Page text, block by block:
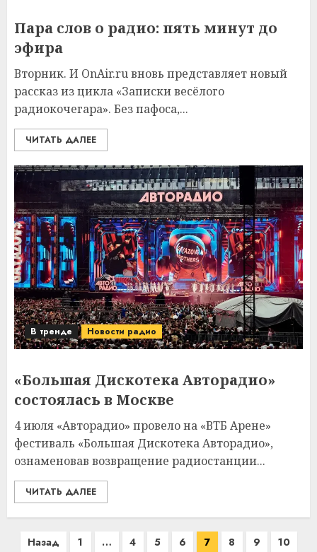
Пара слов о радио: пять минут до
эфира
Вторник. И OnAir.ru вновь представляет новый
рассказ из цикла «Записки весёлого
радиокочегара». Без пафоса,...
ЧИТАТЬ ДАЛЕЕ
В тренде Новости радио
«Большая Дискотека Авторадио»
состоялась в Москве
4 июля «Авторадио» провело на «ВТБ Арене»
фестиваль «Большая Дискотека Авторадио»,
ознаменовав возвращение радиостанции...
ЧИТАТЬ ДАЛЕЕ
Пагинация
Назад 1 … 4 5 6 7 8 9
10